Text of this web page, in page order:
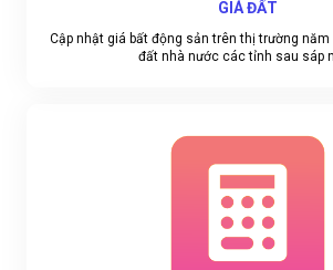
GIÁ ĐẤT
Cập nhật giá bất động sản trên thị trường
đất nhà nước các tỉnh sau sáp